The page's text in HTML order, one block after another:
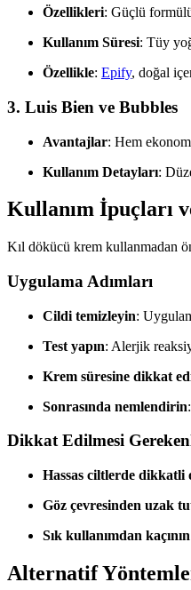
Özellikleri: Güçlü
Kullanım Süresi: Tüy
Özellikle: Epify, doğal
3. Luis Bien ve Bubbles
Avantajlar: Hem
Kullanım Detayları:
Kullanım İpuçları
Kıl dökücü krem kullanmadan
Uygulama Adımları
Cildi temizleyin:
Test yapın: Alerjik
Krem süresine dikkat
Sonrasında nemlendirin
Dikkat Edilmesi
Hassas ciltlerde dikkatli
Göz çevresinden uzak
Sık kullanımdan kaçının
Alternatif